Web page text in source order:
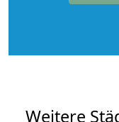
Weitere